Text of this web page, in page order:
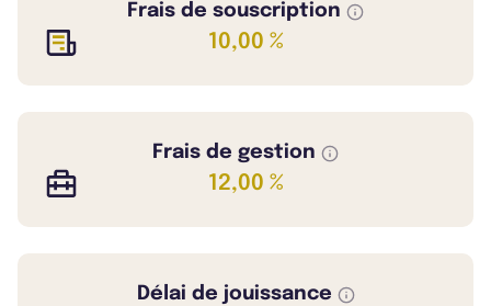
Frais de souscription
10,00 %
Frais de gestion
12,00 %
Délai de jouissance